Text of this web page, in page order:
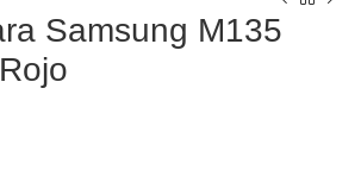
Samsung M135